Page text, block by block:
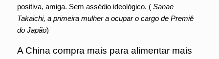
positiva, amiga. Sem assédio ideológico. ( Sanae
Takaichi, a primeira mulher a ocupar o cargo de Premiê
do Japão)
A China compra mais para alimentar mais